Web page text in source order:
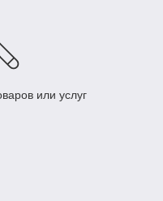
или услуг